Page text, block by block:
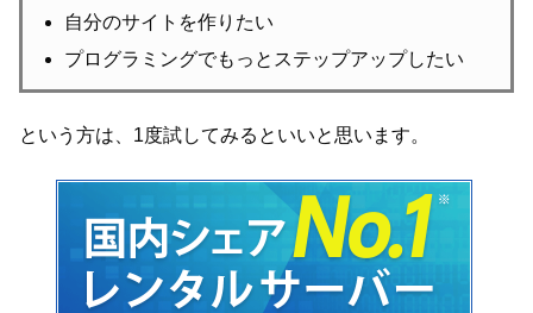
自分のサイトを作りたい
プログラミングでもっとステップアップしたい
という方は、1度試してみるといいと思います。